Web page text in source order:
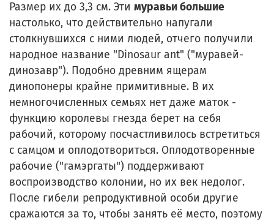
Размер их до 3,3 см. Эти муравьи большие
настолько, что действительно напугали
столкнувшихся с ними людей, отчего получили
народное название "Dinosaur ant" ("муравей-
динозавр"). Подобно древним ящерам
динопонеры крайне примитивные. В их
немногочисленных семьях нет даже маток -
функцию королевы гнезда берет на себя
рабочий, которому посчастливилось встретиться
с самцом и оплодотвориться. Оплодотворенные
рабочие ("гамэргаты") поддерживают
воспроизводство колонии, но их век недолог.
После гибели репродуктивной особи другие
сражаются за то, чтобы занять её место, поэтому